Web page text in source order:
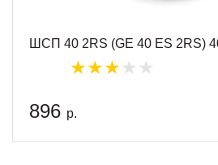
ШСП 40 2RS (GE 40 ES 2RS)
896 р.